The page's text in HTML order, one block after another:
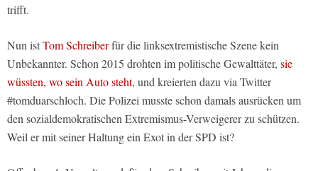
trifft.
Nun istTom Schreiberfür die linksextremistische Szene kein
Unbekannter. Schon 2015 drohten im politische Gewalttäter, sie
wüssten, wo sein Auto steht, und kreierten dazu via Twitter
#tomduarschloch. Die Polizei musste schon damals ausrücken um
den sozialdemokratischen Extremismus-Verweigerer zu schützen.
Weil er mit seiner Haltung ein Exot in der SPD ist?